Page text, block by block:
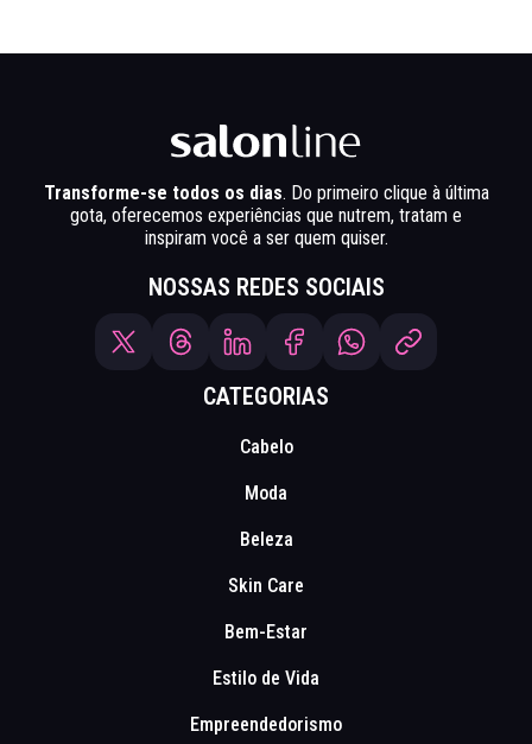
Transforme-se todos os dias. Do primeiro clique à última
gota, oferecemos experiências que nutrem, tratam e
inspiram você a ser quem quiser.
NOSSAS REDES SOCIAIS
CATEGORIAS
Cabelo
Moda
Beleza
Skin Care
Bem-Estar
Estilo de Vida
Empreendedorismo